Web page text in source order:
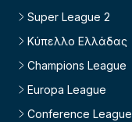
Super League 2
Κύπελλο Ελλάδας
Champions League
Europa League
Conference League